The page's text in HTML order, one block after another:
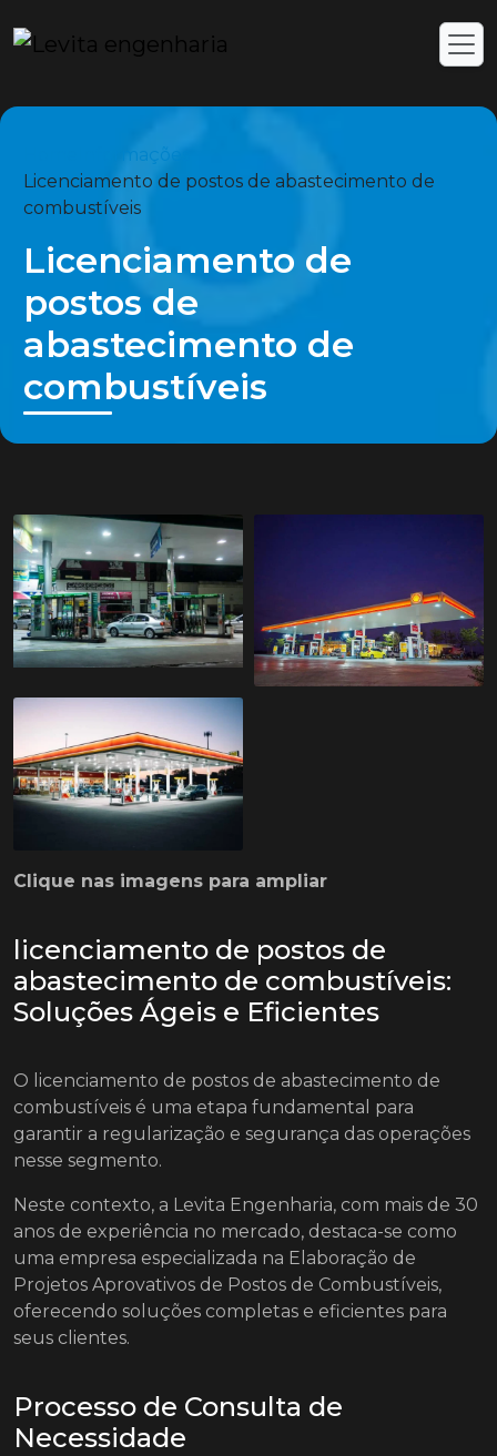
Informações
Licenciamento de postos de abastecimento de
combustíveis
Licenciamento de
postos de
abastecimento de
combustíveis
Clique nas imagens para ampliar
licenciamento de postos de
abastecimento de combustíveis:
Soluções Ágeis e Eficientes
O licenciamento de postos de abastecimento de
combustíveis é uma etapa fundamental para
garantir a regularização e segurança das operações
nesse segmento.
Neste contexto, a Levita Engenharia, com mais de 30
anos de experiência no mercado, destaca-se como
uma empresa especializada na Elaboração de
Projetos Aprovativos de Postos de Combustíveis,
oferecendo soluções completas e eficientes para
seus clientes.
Processo de Consulta de
Necessidade